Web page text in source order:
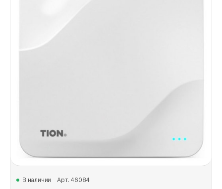
В наличии Арт. 46084